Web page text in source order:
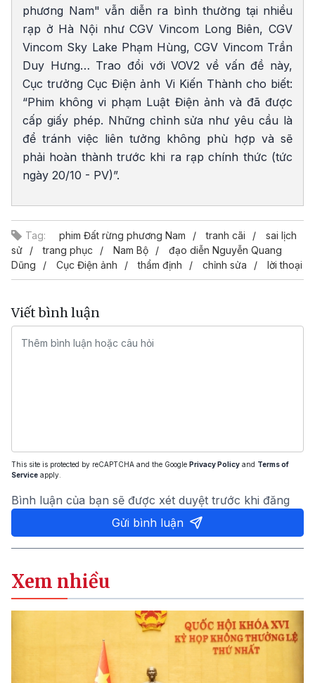
phương Nam" vẫn diễn ra bình thường tại nhiều
rạp ở Hà Nội như CGV Vincom Long Biên, CGV
Vincom Sky Lake Phạm Hùng, CGV Vincom Trần
Duy Hưng… Trao đổi với VOV2 về vấn đề này,
Cục trưởng Cục Điện ảnh Vi Kiến Thành cho biết:
“Phim không vi phạm Luật Điện ảnh và đã được
cấp giấy phép. Những chỉnh sửa như yêu cầu là
để tránh việc liên tưởng không phù hợp và sẽ
phải hoàn thành trước khi ra rạp chính thức (tức
ngày 20/10 - PV)”.
Tag: phim Đất rừng phương Nam tranh cãi
sai lịch
sử
trang phục Nam Bộ
đạo diễn Nguyễn Quang
Dũng
Cục Điện ảnh thẩm định chỉnh sửa lời thoại
Viết bình luận
This site is protected by reCAPTCHA and the Google Privacy Policy and Terms of
Service apply.
Bình luận của bạn sẽ được xét duyệt trước khi đăng
Gửi bình luận
Xem nhiều